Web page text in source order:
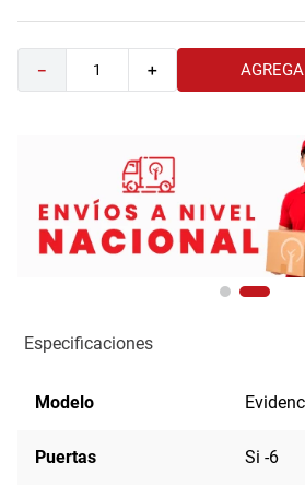
＋
－
Especificaciones
Modelo
Puertas Si -6